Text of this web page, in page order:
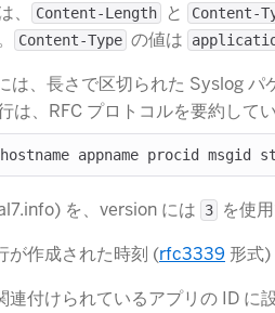
Content-Length ​ と Content-
Content-Type ​ の値は
は、長さで区切られた Syslog
は、RFC プロトコルを要約して
を、version には 3 を使
が作成された時刻 (rfc3339 形式
連付けられているアプリの ID に